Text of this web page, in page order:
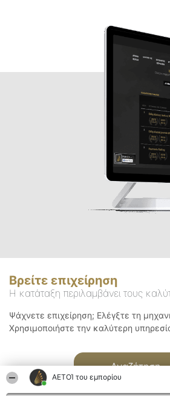
ΑΕΤΟΊ του εμπορίου
Βρείτε επιχείρηση
Η κατάταξη περιλαμβάνει τους
Ψάχνετε επιχείρηση; Ελέγξτε τη
Χρησιμοποιήστε την καλύτερη
Αναζήτηση